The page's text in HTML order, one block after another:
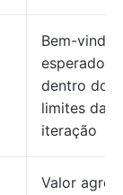
Bem-vindo
esperado
dentro dos
limites da
iteração
Valor